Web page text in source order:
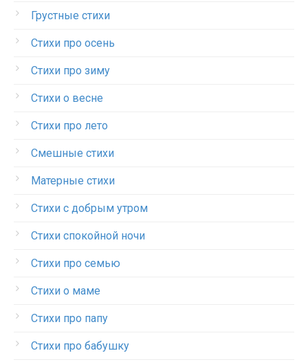
Грустные стихи
Стихи про осень
Стихи про зиму
Стихи о весне
Стихи про лето
Смешные стихи
Матерные стихи
Стихи с добрым утром
Стихи спокойной ночи
Стихи про семью
Стихи о маме
Стихи про папу
Стихи про бабушку